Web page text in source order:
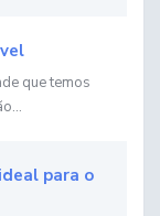
que temos
para o